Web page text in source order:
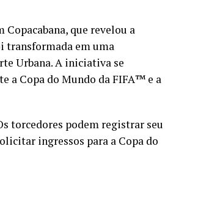
que revelou a
transformada em uma
Urbana. A iniciativa se
a Copa do Mundo da FIFA™️ e a
torcedores podem registrar seu
ingressos para a Copa do